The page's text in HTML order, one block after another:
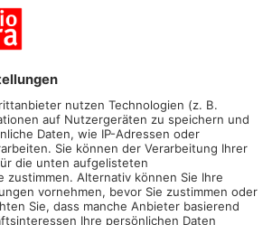
Die geplanten drastischen Erhöhungen
in Großkrotzenburg sorgen weiterhin für
unter den Anwohnern. Beim zweiten
150 Menschen teilnahmen, wurde
dass sich der Preis für Fernwärme
soll. Die Anwohner sind auf
angewiesen, doch konkrete
aus.